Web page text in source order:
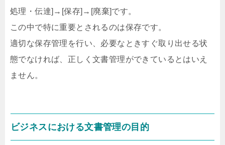
処理・伝達]→[保存]→[廃棄]です。
この中で特に重要とされるのは保存です。
適切な保存管理を行い、必要なときすぐ取り出せる状
態でなければ、正しく文書管理ができているとはいえ
ません。
ビジネスにおける文書管理の目的